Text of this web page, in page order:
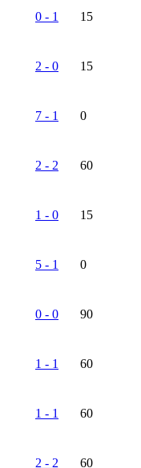
0 - 1
15
2 - 0
15
7 - 1
0
2 - 2
60
1 - 0
15
5 - 1
0
0 - 0
90
1 - 1
60
1 - 1
60
2 - 2
60